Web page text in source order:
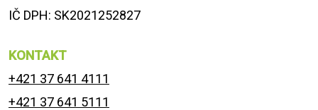
IČ DPH: SK2021252827
KONTAKT
+421 37 641 4111
+421 37 641 5111